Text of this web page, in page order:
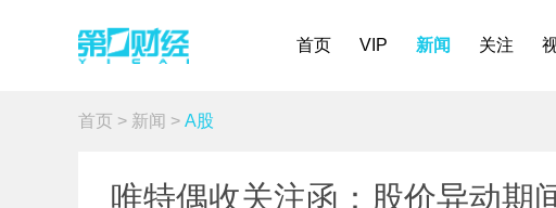
首页 VIP 新闻 关注
首页 > 新闻 > A股
唯特偶收关注函：股价异动期